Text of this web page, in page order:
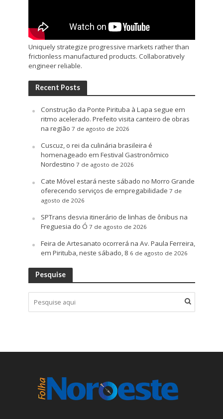
Uniquely strategize progressive markets rather than
frictionless manufactured products. Collaboratively
engineer reliable.
Recent Posts
Construção da Ponte Pirituba à Lapa segue em
ritmo acelerado. Prefeito visita canteiro de obras
na região 7 de agosto de 2026
Cuscuz, o rei da culinária brasileira é
homenageado em Festival Gastronômico
Nordestino 7 de agosto de 2026
Cate Móvel estará neste sábado no Morro Grande
oferecendo serviços de empregabilidade 7 de
agosto de 2026
SPTrans desvia itinerário de linhas de ônibus na
Freguesia do Ó 7 de agosto de 2026
Feira de Artesanato ocorrerá na Av. Paula Ferreira,
em Pirituba, neste sábado, 8 6 de agosto de 2026
Pesquise